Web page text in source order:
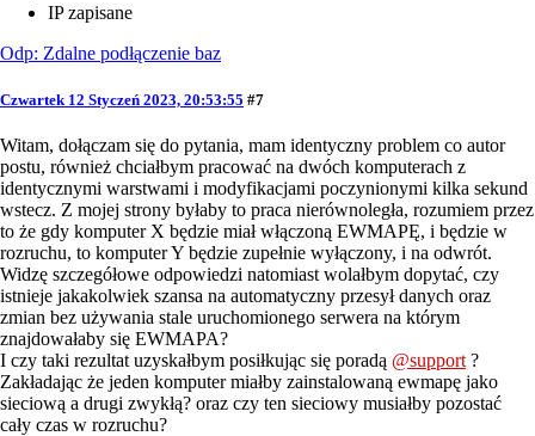
IP zapisane
Odp: Zdalne podłączenie baz
Czwartek 12 Styczeń 2023, 20:53:55 #7
Witam, dołączam się do pytania, mam identyczny problem co autor
postu, również chciałbym pracować na dwóch komputerach z
identycznymi warstwami i modyfikacjami poczynionymi kilka sekund
wstecz. Z mojej strony byłaby to praca nierównoległa, rozumiem przez
to że gdy komputer X będzie miał włączoną EWMAPĘ, i będzie w
rozruchu, to komputer Y będzie zupełnie wyłączony, i na odwrót.
Widzę szczegółowe odpowiedzi natomiast wolałbym dopytać, czy
istnieje jakakolwiek szansa na automatyczny przesył danych oraz
zmian bez używania stale uruchomionego serwera na którym
znajdowałaby się EWMAPA?
I czy taki rezultat uzyskałbym posiłkując się poradą @support ?
Zakładając że jeden komputer miałby zainstalowaną ewmapę jako
sieciową a drugi zwykłą? oraz czy ten sieciowy musiałby pozostać
cały czas w rozruchu?